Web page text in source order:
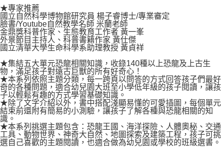
恩沛科技股份有限公司將有權停止該用戶之使用額度並採取法律行動。
★專家推薦
國立自然科學博物館研究員 楊子睿博士/專業審定
臉書/Youtube自然教學名師 米蘭老師
金鼎獎科普作家、生態教育工作者 黃一峯
外景節目主持人、科普書籍作家 黃仕傑
國立清華大學生命科學系助理教授 黃貞祥
★集結五大單元恐龍相關知識，收錄140種以上恐龍及上古生
物，滿足孩子對遠古巨獸的所有好奇心！
★本系列依照主題分類，每一跨頁以問答的方式回答孩子們最好
奇的各種問題，適合幼兒園大班至小學低年級的孩子閱讀，讓孩
子以輕鬆有趣的方式學習基礎知識。
★除了文字介紹以外，書中搭配淺顯易懂的可愛插圖，每個單元
結束前還附有簡易的小測驗，讓孩子了解各種與恐龍相關的知
識。
★本系列挑選主題包含：恐龍王國、海洋探險、人體奧秘、交通
工具、動物世界、神奇大自然、地圖探索及建築工程，孩子可挑
選自己喜歡的主題閱讀，也適合做為幼兒園或學校的班級選書。